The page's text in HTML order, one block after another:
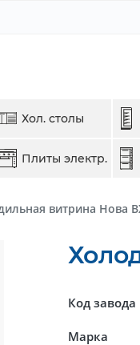
Хол. столы
Плиты электр.
витрина Нова
Код завода
Марка